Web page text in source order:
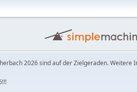
2026 sind auf der Zielgeraden. Weitere